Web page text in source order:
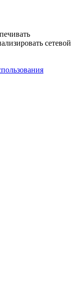
сетевой